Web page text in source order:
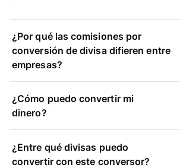
¿Por qué las comisiones por
conversión de divisa difieren entre
empresas?
¿Cómo puedo convertir mi
dinero?
¿Entre qué divisas puedo
convertir con este conversor?